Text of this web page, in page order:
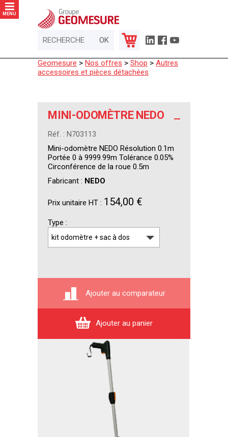
MENU
Geomesure > Nos offres > Shop > Autres
accessoires et pièces détachées
MINI-ODOMÈTRE NEDO
Réf. : N703113
Mini-odomètre NEDO Résolution 0.1m
Portée 0 à 9999.99m Tolérance 0.05%
Circonférence de la roue 0.5m
Fabricant : NEDO
Prix unitaire HT : 154,00 €
Type
Ajouter au comparateur
Ajouter au panier
Panneau de gestion des cookies